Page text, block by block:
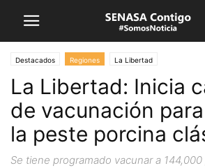
Destacados Regiones La Libertad
La Libertad: Inicia
de vacunación
la peste porcina
Se tiene programado vacunar a